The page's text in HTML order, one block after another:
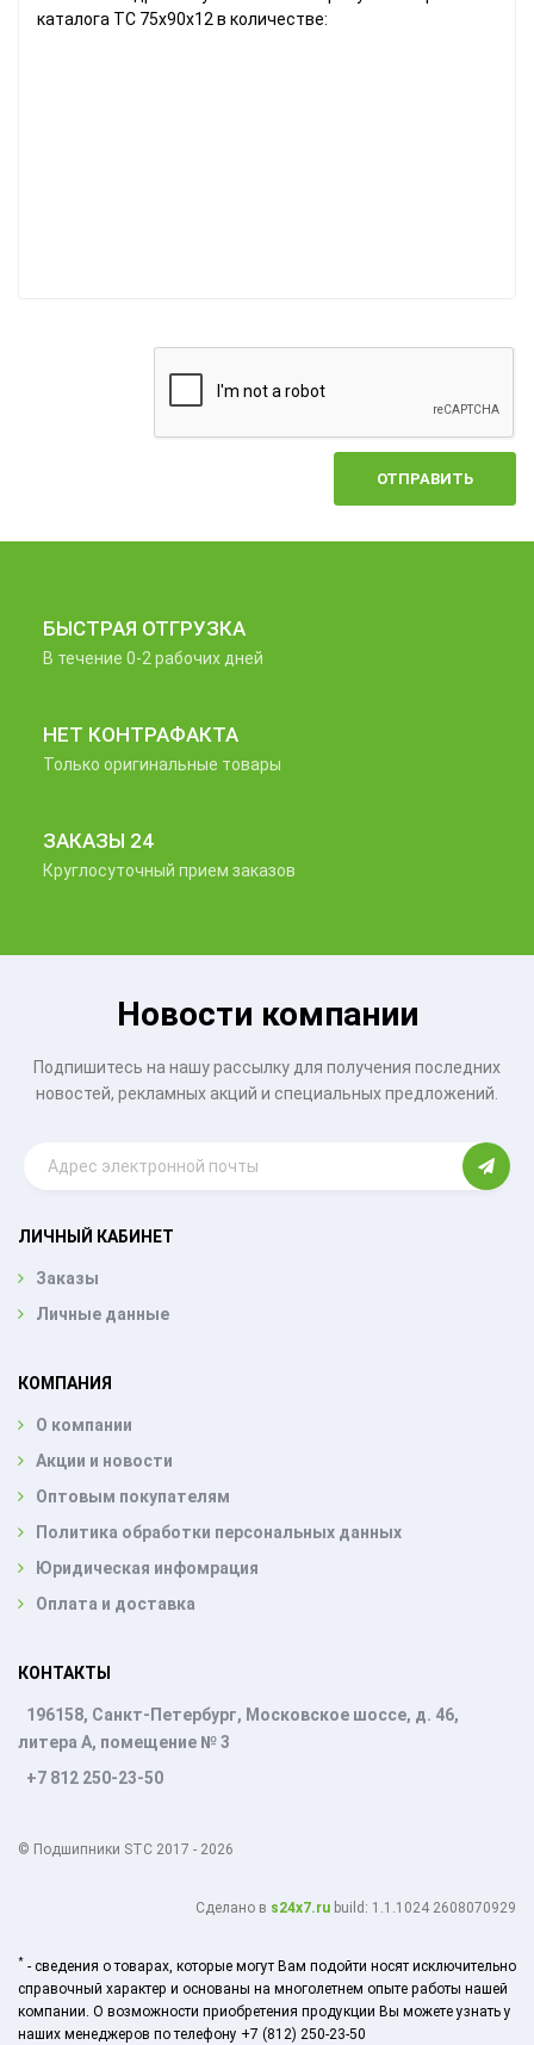
ОТПРАВИТЬ
БЫСТРАЯ ОТГРУЗКА
В течение 0-2 рабочих дней
НЕТ КОНТРАФАКТА
Только оригинальные товары
ЗАКАЗЫ 24
Круглосуточный прием заказов
Новости компании
Подпишитесь на нашу рассылку для получения последних
новостей, рекламных акций и специальных предложений.
ЛИЧНЫЙ КАБИНЕТ
Заказы
Личные данные
КОМПАНИЯ
О компании
Акции и новости
Оптовым покупателям
Политика обработки персональных данных
Юридическая инфомрация
Оплата и доставка
КОНТАКТЫ
196158, Санкт-Петербург, Московское шоссе, д. 46,
литера А, помещение № 3
+7 812 250-23-50
© Подшипники STC 2017 - 2026
Cделано в s24x7.ru build: 1.1.1024 2608070929
* - сведения о товарах, которые могут Вам подойти носят исключительно
справочный характер и основаны на многолетнем опыте работы нашей
компании. О возможности приобретения продукции Вы можете узнать у
наших менеджеров по телефону +7 (812) 250-23-50